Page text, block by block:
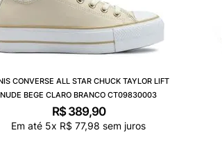
CONVERSE ALL STAR CHUCK TAYLOR LIFT
NUDE BEGE CLARO BRANCO CT09830003
R$ 389,90
Em até 5x R$ 77,98 sem juros